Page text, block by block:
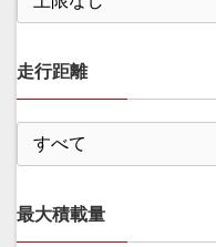
走行距離
最大積載量